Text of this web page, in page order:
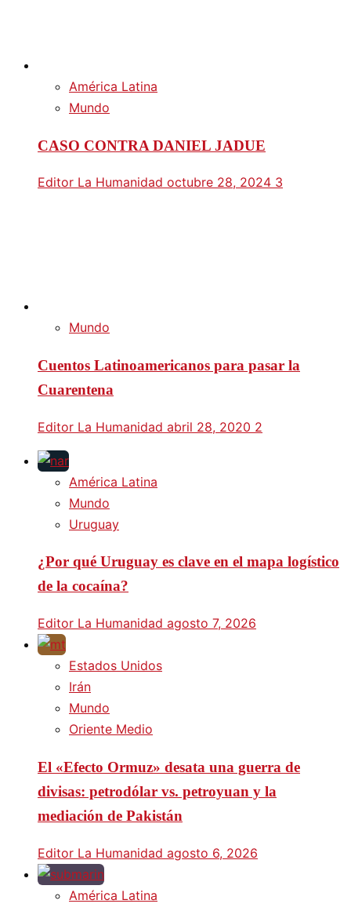
América Latina
Mundo
CASO CONTRA DANIEL JADUE
Editor La Humanidad octubre 28, 2024 3
Mundo
Cuentos Latinoamericanos para pasar la
Cuarentena
Editor La Humanidad abril 28, 2020 2
América Latina
Mundo
Uruguay
¿Por qué Uruguay es clave en el mapa logístico
de la cocaína?
Editor La Humanidad agosto 7, 2026
Estados Unidos
Irán
Mundo
Oriente Medio
El «Efecto Ormuz» desata una guerra de
divisas: petrodólar vs. petroyuan y la
mediación de Pakistán
Editor La Humanidad agosto 6, 2026
América Latina